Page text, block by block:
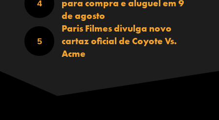
para compra e aluguel em 9
de agosto
Paris Filmes divulga novo
cartaz oficial de Coyote Vs.
Acme